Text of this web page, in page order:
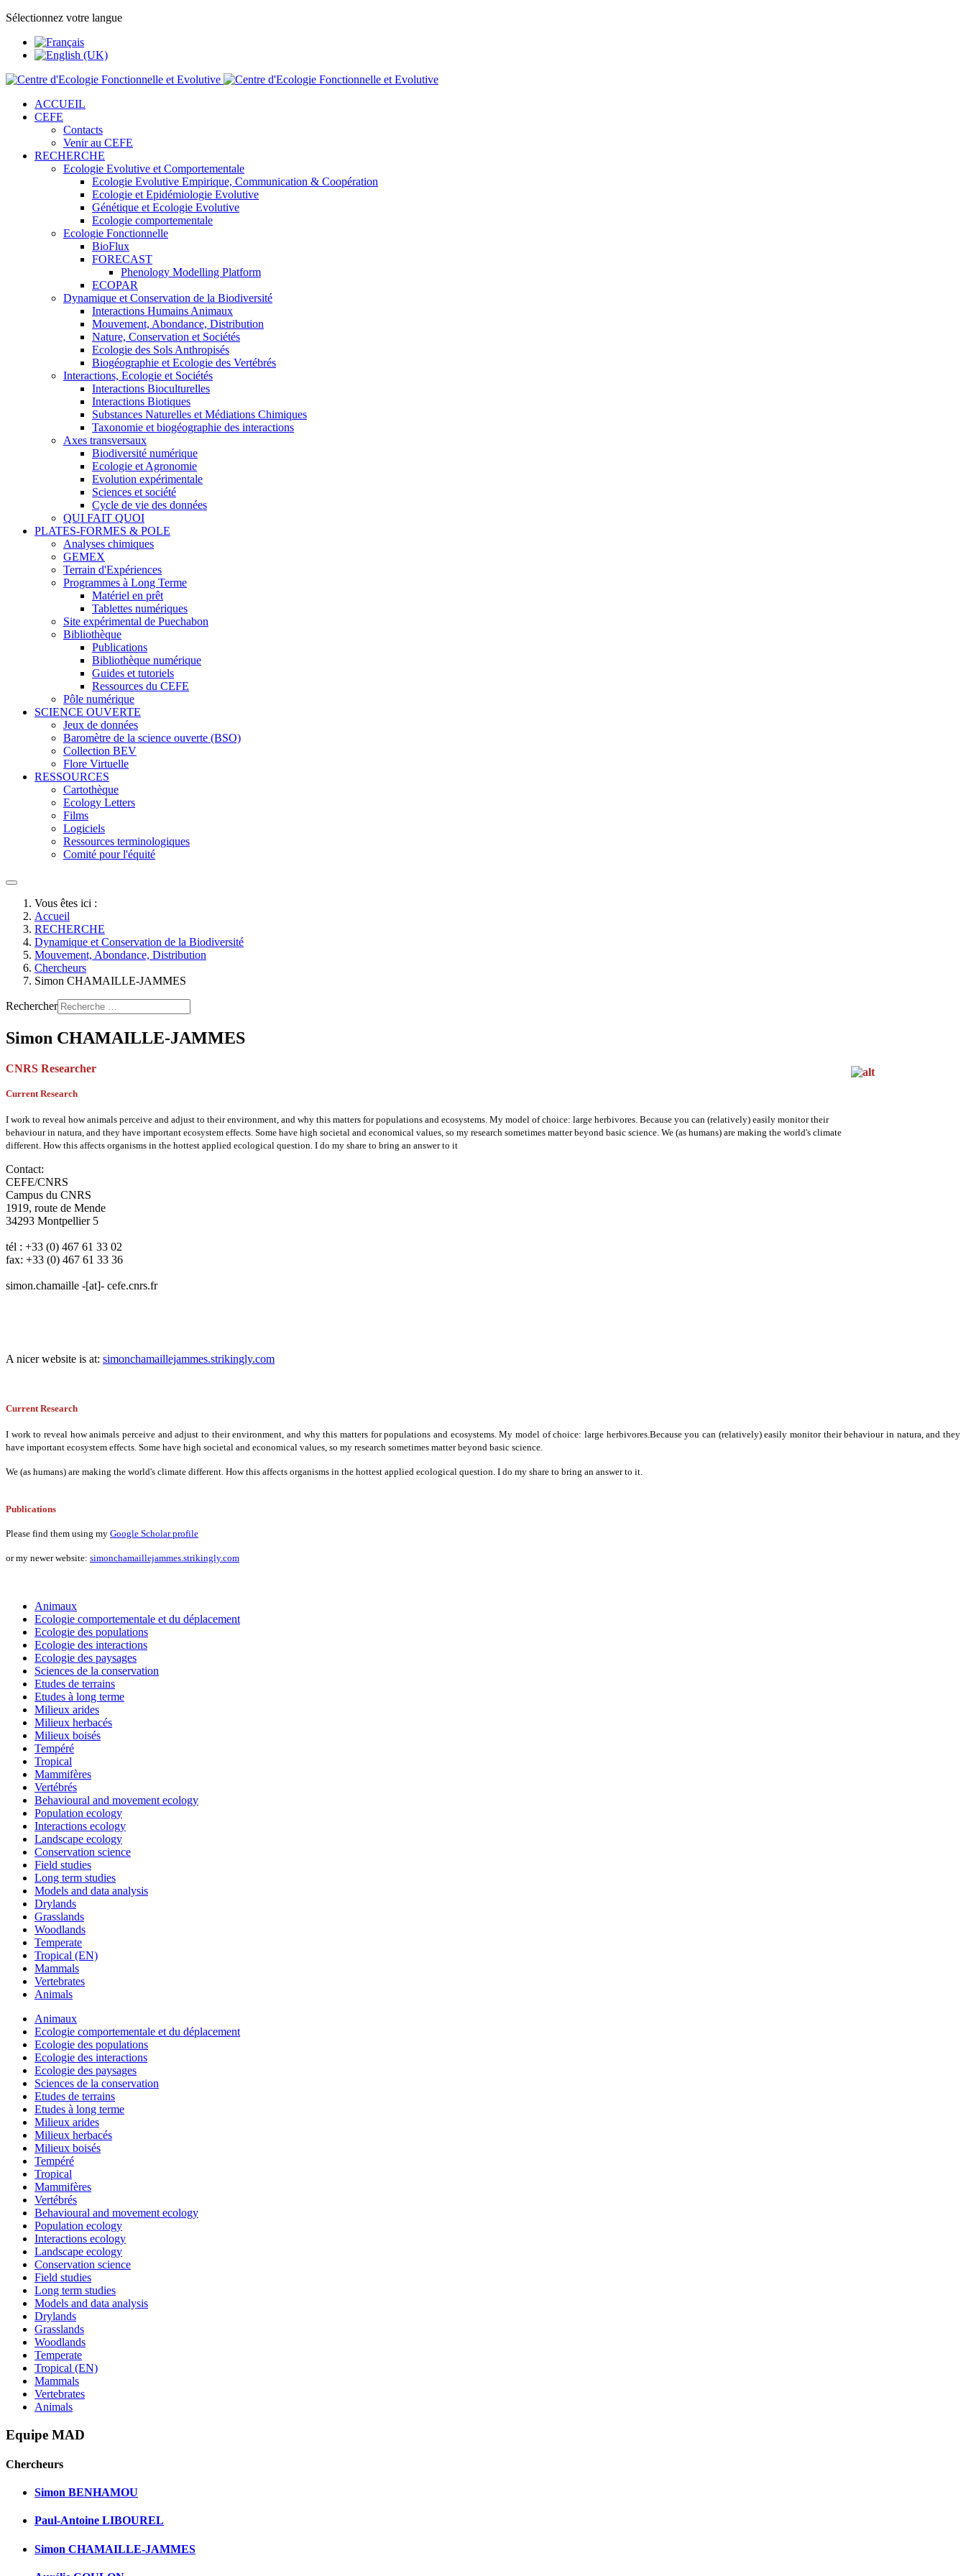
Sélectionnez votre langue
ACCUEIL
CEFE
Contacts
Venir au CEFE
RECHERCHE
Ecologie Evolutive et Comportementale
Ecologie Evolutive Empirique, Communication & Coopération
Ecologie et Epidémiologie Evolutive
Génétique et Ecologie Evolutive
Ecologie comportementale
Ecologie Fonctionnelle
BioFlux
FORECAST
Phenology Modelling Platform
ECOPAR
Dynamique et Conservation de la Biodiversité
Interactions Humains Animaux
Mouvement, Abondance, Distribution
Nature, Conservation et Sociétés
Ecologie des Sols Anthropisés
Biogéographie et Ecologie des Vertébrés
Interactions, Ecologie et Sociétés
Interactions Bioculturelles
Interactions Biotiques
Substances Naturelles et Médiations Chimiques
Taxonomie et biogéographie des interactions
Axes transversaux
Biodiversité numérique
Ecologie et Agronomie
Evolution expérimentale
Sciences et société
Cycle de vie des données
QUI FAIT QUOI
PLATES-FORMES & POLE
Analyses chimiques
GEMEX
Terrain d'Expériences
Programmes à Long Terme
Matériel en prêt
Tablettes numériques
Site expérimental de Puechabon
Bibliothèque
Publications
Bibliothèque numérique
Guides et tutoriels
Ressources du CEFE
Pôle numérique
SCIENCE OUVERTE
Jeux de données
Baromètre de la science ouverte (BSO)
Collection BEV
Flore Virtuelle
RESSOURCES
Cartothèque
Ecology Letters
Films
Logiciels
Ressources terminologiques
Comité pour l'équité
Vous êtes ici :
Accueil
RECHERCHE
Dynamique et Conservation de la Biodiversité
Mouvement, Abondance, Distribution
Chercheurs
Simon CHAMAILLE-JAMMES
Rechercher
Simon CHAMAILLE-JAMMES
CNRS Researcher
Current Research
I work to reveal how animals perceive and adjust to their environment, and why this matters for populations and ecosystems. My model of choice: large herbivores. Because you can (relatively) easily monitor their
behaviour in natura, and they have important ecosystem effects. Some have high societal and economical values, so my research sometimes matter beyond basic science. We (as humans) are making the world's climate
different. How this affects organisms in the hottest applied ecological question. I do my share to bring an answer to it
Contact:
CEFE/CNRS
Campus du CNRS
1919, route de Mende
34293 Montpellier 5
tél : +33 (0) 467 61 33 02
fax: +33 (0) 467 61 33 36
simon.chamaille -[at]- cefe.cnrs.fr
A nicer website is at: simonchamaillejammes.strikingly.com
Current Research
I work to reveal how animals perceive and adjust to their environment, and why this matters for populations and ecosystems. My model of choice: large herbivores.Because you can (relatively) easily monitor their behaviour in natura, and they
have important ecosystem effects. Some have high societal and economical values, so my research sometimes matter beyond basic science.
We (as humans) are making the world's climate different. How this affects organisms in the hottest applied ecological question. I do my share to bring an answer to it.
Publications
Please find them using my Google Scholar profile
or my newer website: simonchamaillejammes.strikingly.com
Animaux
Ecologie comportementale et du déplacement
Ecologie des populations
Ecologie des interactions
Ecologie des paysages
Sciences de la conservation
Etudes de terrains
Etudes à long terme
Milieux arides
Milieux herbacés
Milieux boisés
Tempéré
Tropical
Mammifères
Vertébrés
Behavioural and movement ecology
Population ecology
Interactions ecology
Landscape ecology
Conservation science
Field studies
Long term studies
Models and data analysis
Drylands
Grasslands
Woodlands
Temperate
Tropical (EN)
Mammals
Vertebrates
Animals
Animaux
Ecologie comportementale et du déplacement
Ecologie des populations
Ecologie des interactions
Ecologie des paysages
Sciences de la conservation
Etudes de terrains
Etudes à long terme
Milieux arides
Milieux herbacés
Milieux boisés
Tempéré
Tropical
Mammifères
Vertébrés
Behavioural and movement ecology
Population ecology
Interactions ecology
Landscape ecology
Conservation science
Field studies
Long term studies
Models and data analysis
Drylands
Grasslands
Woodlands
Temperate
Tropical (EN)
Mammals
Vertebrates
Animals
Equipe MAD
Chercheurs
Simon BENHAMOU
Paul-Antoine LIBOUREL
Simon CHAMAILLE-JAMMES